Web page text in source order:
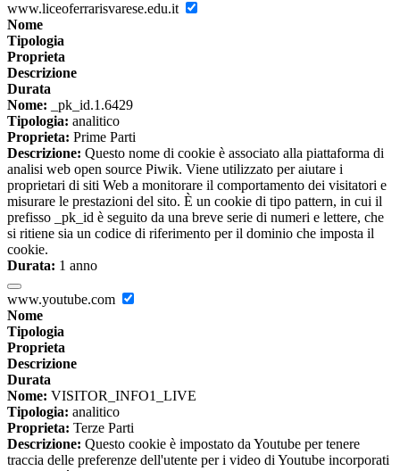
www.liceoferrarisvarese.edu.it
Nome
Tipologia
Proprieta
Descrizione
Durata
Nome: _pk_id.1.6429
Tipologia: analitico
Proprieta: Prime Parti
Descrizione: Questo nome di cookie è associato alla piattaforma di
analisi web open source Piwik. Viene utilizzato per aiutare i
proprietari di siti Web a monitorare il comportamento dei visitatori e
misurare le prestazioni del sito. È un cookie di tipo pattern, in cui il
prefisso _pk_id è seguito da una breve serie di numeri e lettere, che
si ritiene sia un codice di riferimento per il dominio che imposta il
cookie.
Durata: 1 anno
www.youtube.com
Nome
Tipologia
Proprieta
Descrizione
Durata
Nome: VISITOR_INFO1_LIVE
Tipologia: analitico
Proprieta: Terze Parti
Descrizione: Questo cookie è impostato da Youtube per tenere
traccia delle preferenze dell'utente per i video di Youtube incorporati